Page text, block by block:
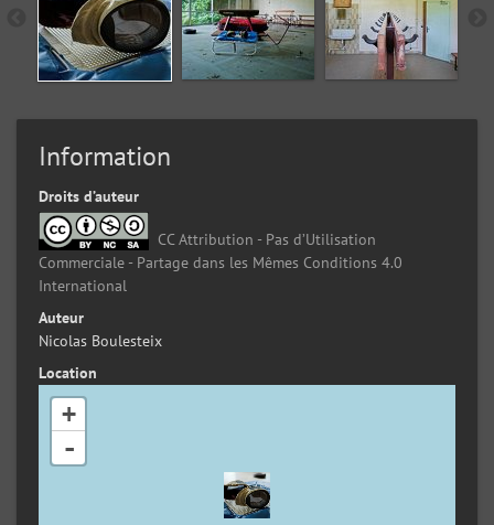
Information
Droits d’auteur
CC Attribution - Pas d’Utilisation
Commerciale - Partage dans les Mêmes Conditions 4.0
International
Auteur
Nicolas Boulesteix
Location
+
-